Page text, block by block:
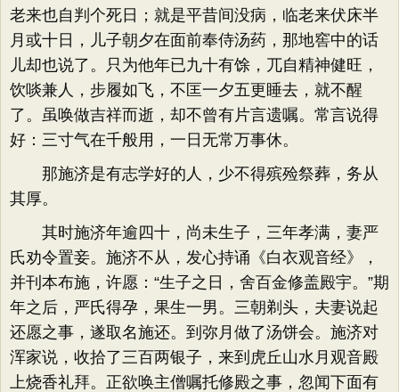
老来也自判个死日；就是平昔间没病，临老来伏床半
月或十日，儿子朝夕在面前奉侍汤药，那地窖中的话
儿却也说了。只为他年已九十有馀，兀自精神健旺，
饮啖兼人，步履如飞，不匡一夕五更睡去，就不醒
了。虽唤做吉祥而逝，却不曾有片言遗嘱。常言说得
好：三寸气在千般用，一日无常万事休。
那施济是有志学好的人，少不得殡殓祭葬，务从
其厚。
其时施济年逾四十，尚未生子，三年孝满，妻严
氏劝令置妾。施济不从，发心持诵《白衣观音经》​，
并刊本布施，许愿：​“生子之日，舍百金修盖殿宇。​”期
年之后，严氏得孕，果生一男。三朝剃头，夫妻说起
还愿之事，遂取名施还。到弥月做了汤饼会。施济对
浑家说，收拾了三百两银子，来到虎丘山水月观音殿
上烧香礼拜。正欲唤主僧嘱托修殿之事，忽闻下面有